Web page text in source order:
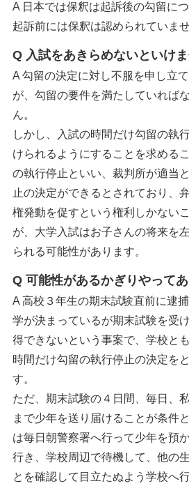
A 日本では保釈は起訴後の勾留に
起訴前には保釈は認められていませ
Q 入試をあきらめないといけ
A 勾留の決定に対し不服を申し立
が、勾留の要件を満たしていれば
ん。
しかし、入試の時間だけ勾留の執
けられるようにすることを求める
の執行停止といい、裁判所が適当
止の決定ができるとされており、
権発動を促すという権利しかない
が、大学入試はお子さんの将来を
られる可能性があります。
Q 可能性があるかぎりやってあ
A 高校３年生の期末試験直前に逮
学が決まっているが期末試験を受
得できないという事案で、学校と
時間だけ勾留の執行停止の決定を
す。
ただ、期末試験の４日間、毎日、
まで少年を送り届けることが条件
は毎日朝警察署へ行って少年を預
行き、学校周辺で待機して、他の
とを確認して目立たぬよう学校へ